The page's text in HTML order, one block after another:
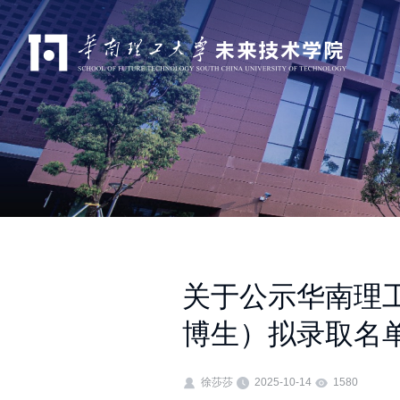
关于公示华南理
博生）拟录取名
徐莎莎 2025-10-14 1580